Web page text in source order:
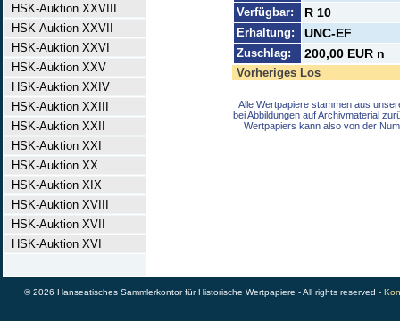
HSK-Auktion XXVIII
HSK-Auktion XXVII
HSK-Auktion XXVI
HSK-Auktion XXV
HSK-Auktion XXIV
HSK-Auktion XXIII
HSK-Auktion XXII
HSK-Auktion XXI
HSK-Auktion XX
HSK-Auktion XIX
HSK-Auktion XVIII
HSK-Auktion XVII
HSK-Auktion XVI
Verfügbar: R 10
Erhaltung: UNC-EF
Zuschlag: 200,00 EUR n
Vorheriges Los
Alle Wertpapiere stammen aus
bei Abbildungen auf Archivmaterial
Wertpapiers kann also von der
© 2026 Hanseatisches Sammlerkontor für Historische Wertpapiere - All rights reserved -